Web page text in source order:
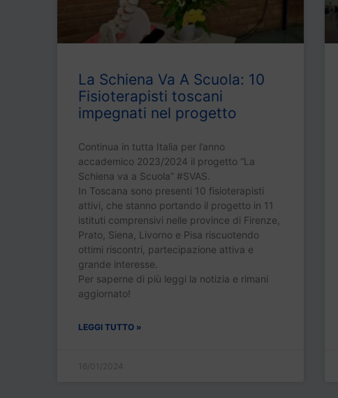
La Schiena Va A Scuola: 10
Fisioterapisti toscani
impegnati nel progetto
Continua in tutta Italia per l’anno
accademico 2023/2024 il progetto “La
Schiena va a Scuola” #SVAS.
In Toscana sono presenti 10 fisioterapisti
attivi, che stanno portando il progetto in 11
istituti comprensivi nelle province di Firenze,
Prato, Siena, Livorno e Pisa riscuotendo
ottimi riscontri, partecipazione attiva e
grande interesse.
Per saperne di più leggi la notizia e rimani
aggiornato!
LEGGI TUTTO »
16/01/2024